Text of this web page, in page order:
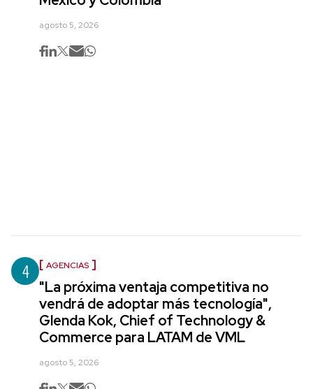
agosto 5, 2026
4 AGENCIAS
"La próxima ventaja competitiva no
vendrá de adoptar más tecnología",
Glenda Kok, Chief of Technology &
Commerce para LATAM de VML
agosto 5, 2026